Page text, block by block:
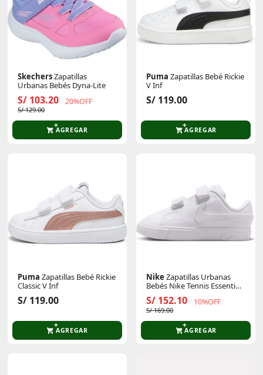
SkechersZapatillas
Urbanas Bebés Dyna-Lite
S/ 103.20 20%OFF
S/ 129.00
AGREGAR
Puma Zapatillas Bebé Rickie
V Inf
S/ 119.00
AGREGAR
Puma Zapatillas Bebé Rickie
Classic V Inf
S/ 119.00
AGREGAR
Nike Zapatillas Urbanas
Bebés Nike Tennis Essential
Bt
S/ 152.10 10%OFF
S/ 169.00
AGREGAR